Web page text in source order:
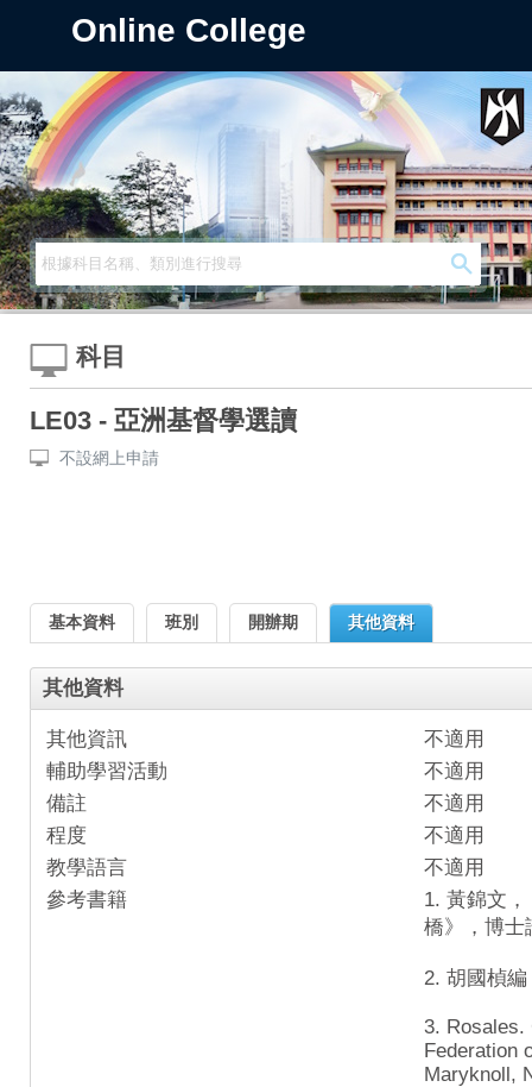
Online College
科目
LE03 - 亞洲基督學選讀
不設網上申請
基本資料 班別 開辦期 其他資料
其他資料
其他資訊
不適用
輔助學習活動
不適用
備註
不適用
程度
不適用
教學語言
不適用
參考書籍
1. 黃錦文
橋》，博士
2. 胡國楨
3. Rosales.
Federation
Maryknoll,